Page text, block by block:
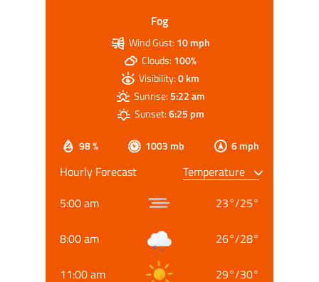
Fog
98 % 1003 mb 6 mph
Wind Gust: 10 mph
Clouds:100%
Visibility:0 km
Sunrise:5:22 am
Sunset:6:25 pm
Hourly Forecast
5:00 am
23°/25°
8:00 am 26°/28°
11:00 am 29°/30°